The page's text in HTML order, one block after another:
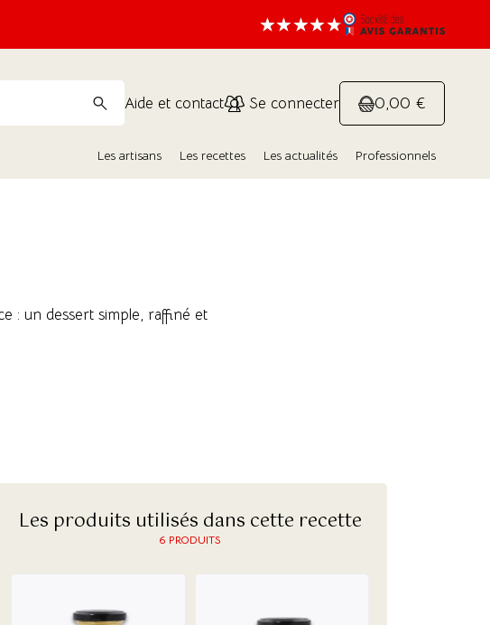
Aide et contact Se connecter 0,00 €
Les artisans Les recettes Les actualités Professionnels
: un dessert simple, raffiné et
Les produits utilisés dans cette recette
6 PRODUITS